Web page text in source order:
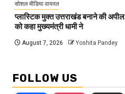
सोशल मीडिया वायरल
प्लास्टिक मुक्त उत्तराखंड बनाने की
को कहा मुख्यमंत्री धामी ने
August 7, 2026 Yoshita Pandey
FOLLOW US